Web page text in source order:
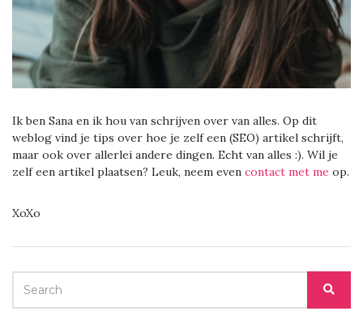
Ik ben Sana en ik hou van schrijven over van alles. Op dit
weblog vind je tips over hoe je zelf een (SEO) artikel schrijft,
maar ook over allerlei andere dingen. Echt van alles :). Wil je
zelf een artikel plaatsen? Leuk, neem even contact met me op.
XoXo
SEARCH
FOR: